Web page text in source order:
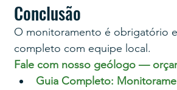
Conclusão
O monitoramento é obrigatório
completo com equipe local.
Fale com nosso geólogo —
Guia Completo: